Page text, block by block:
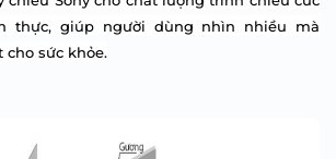
thực, giúp người dùng nhìn nhiều mà
sức khỏe.